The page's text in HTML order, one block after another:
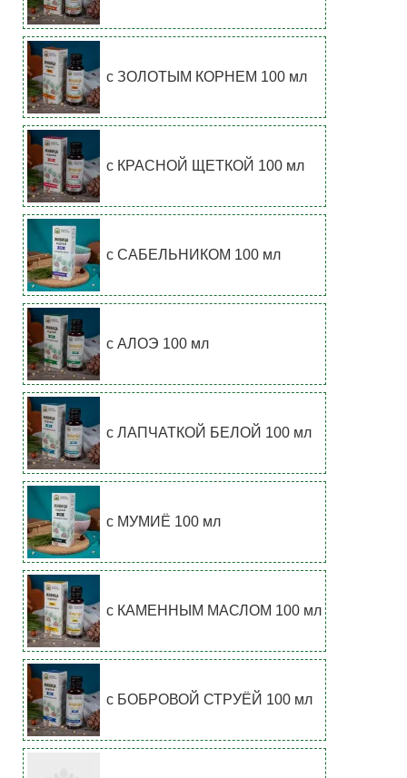
с ЗОЛОТЫМ КОРНЕМ 100 мл
с КРАСНОЙ ЩЕТКОЙ 100 мл
с САБЕЛЬНИКОМ 100 мл
с АЛОЭ 100 мл
с ЛАПЧАТКОЙ БЕЛОЙ 100 мл
с МУМИЁ 100 мл
с КАМЕННЫМ МАСЛОМ 100 мл
с БОБРОВОЙ СТРУЁЙ 100 мл